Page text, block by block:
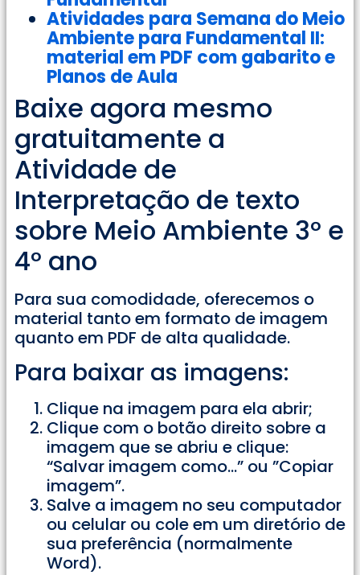
Atividades para Semana do Meio
Ambiente para Fundamental II:
material em PDF com gabarito e
Planos de Aula
Baixe agora mesmo
gratuitamente a
Atividade de
Interpretação de texto
sobre Meio Ambiente 3° e
4° ano
Para sua comodidade, oferecemos o
material tanto em formato de imagem
quanto em PDF de alta qualidade.
Para baixar as imagens:
Clique na imagem para ela abrir;
Clique com o botão direito sobre a
imagem que se abriu e clique:
“Salvar imagem como…” ou ”Copiar
imagem”.
Salve a imagem no seu computador
ou celular ou cole em um diretório de
sua preferência (normalmente
Word).